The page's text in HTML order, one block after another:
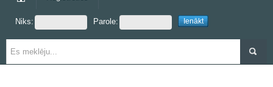
Grupas
Niks: Parole: